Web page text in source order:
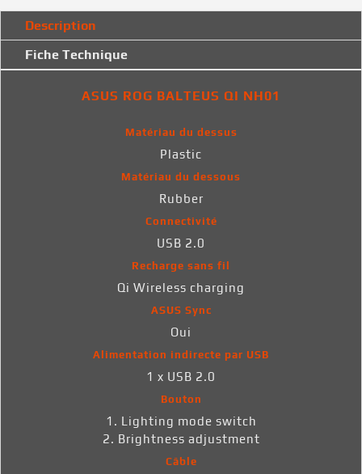
Description
Fiche Technique
ASUS ROG BALTEUS QI NH01
Matériau du dessus
Plastic
Matériau du dessous
Rubber
Connectivité
USB 2.0
Recharge sans fil
Qi Wireless charging
ASUS Sync
Oui
Alimentation indirecte par USB
1 x USB 2.0
Bouton
1. Lighting mode switch
2. Brightness adjustment
Câble